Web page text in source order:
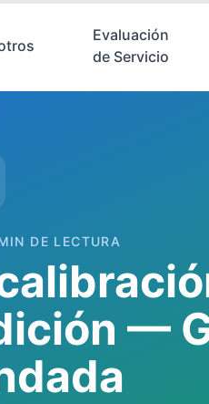
Evaluación
de Servicio
DE LECTURA
—